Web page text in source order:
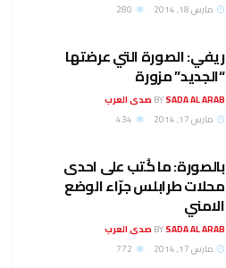
مارس 18, 2014
ريفي: الصورة التي عرضتها
“الجديد” مزورة
BYSADA AL ARAB صدى العرب
مارس 17, 2014
بالصورة: ما كُتب على احدى
محلات طرابلس جرّاء الوضع
الامني
BYSADA AL ARAB صدى العرب
مارس 17, 2014